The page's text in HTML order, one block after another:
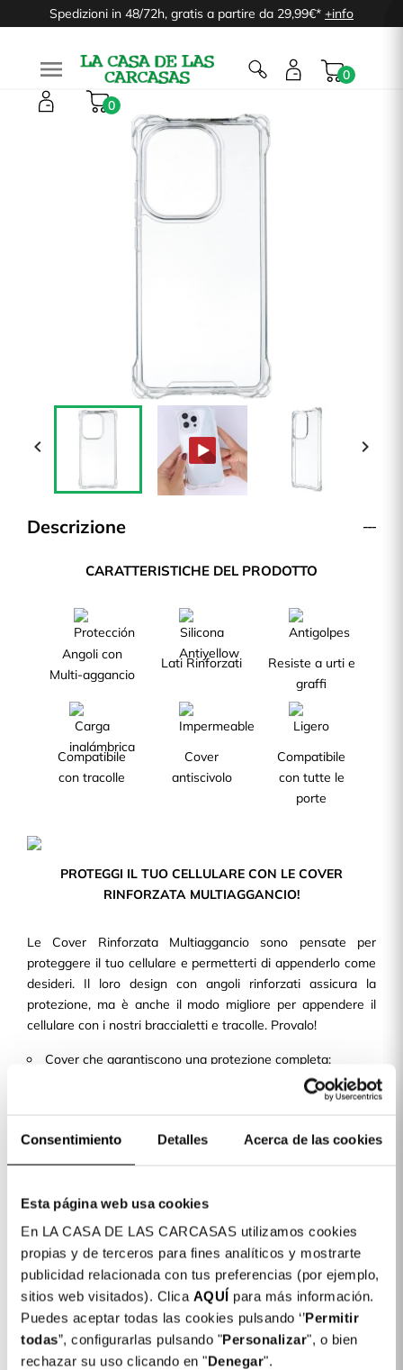
Consentimiento Detalles Acerca de las cookies
Esta página web usa cookies
En LA CASA DE LAS CARCASAS utilizamos cookies
propias y de terceros para fines analíticos y mostrarte
publicidad relacionada con tus preferencias (por ejemplo,
sitios web visitados). Clica AQUÍ para más información.
Puedes aceptar todas las cookies pulsando ‘’Permitir
todas”, configurarlas pulsando "Personalizar", o bien
rechazar su uso clicando en "Denegar".
Spedizioni in 48/72h, gratis a partire da 29,99€* +info

0
0
 
Descrizione
CARATTERISTICHE DEL PRODOTTO
Angoli con
Multi-aggancio
Lati Rinforzati
Resiste a urti e
graffi
Compatibile
con tracolle
Cover
antiscivolo
Compatibile
con tutte le
porte
PROTEGGI IL TUO CELLULARE CON LE COVER
RINFORZATA MULTIAGGANCIO!
Le Cover Rinforzata Multiaggancio sono pensate per
proteggere il tuo cellulare e permetterti di appenderlo come
desideri. Il loro design con angoli rinforzati assicura la
protezione, ma è anche il modo migliore per appendere il
cellulare con i nostri braccialetti e tracolle. Provalo!
Cover che garantiscono una protezione completa:
Multiaggancio nei 4 angoli, compatibile con i nostri
Laterali e bordi rinforzati che garantiscono la migliore
protezione.
Comodità e protezione in un'unica cover.
Dettagli del prodotto
Colore: Trasparente
COLORES DISPONIBLES
Trasparente